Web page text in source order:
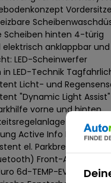
Scheiben hinten 4-türig
elektrisch anklappbar
LED-Scheinwerfer
LED-Technik
Licht- und
"Dynamic Light
vorne und hinten
Active Info Display
el. Parkbremse inkl.
Front-Assist inkl.
6d-TEMP-EVAP-ISC